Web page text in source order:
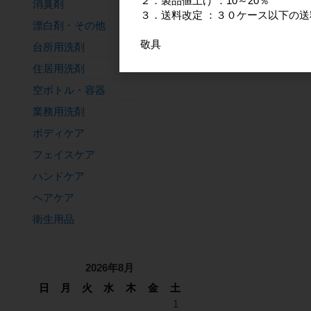
消臭剤
漂白剤・その他
台所用洗剤
住居用洗剤
空ボトル・容器
業務用洗剤
ボディケア
フェイスケア
ハンドケア
ヘアケア
衛生用品
2026年8月
日
月 火 水 木 金
土
1
３．送料改定 ：３０ケース以下の
敬具